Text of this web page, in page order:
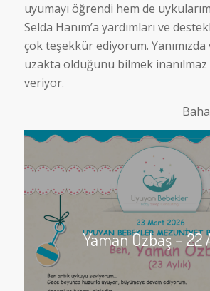
uyumayı öğrendi hem de
Selda Hanım’a yardımları ve
çok teşekkür ediyorum.
uzakta olduğunu bilmek
veriyor.
Yaman Özbaş – 22